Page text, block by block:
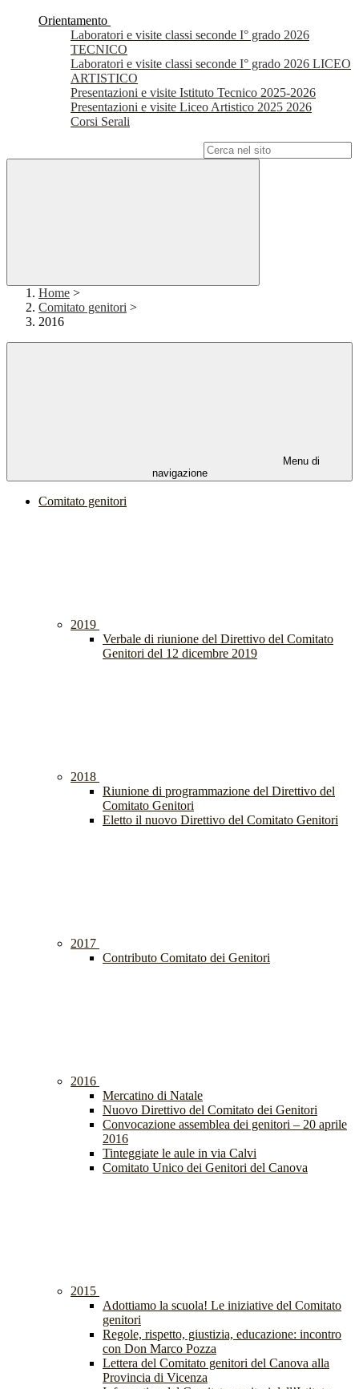
Orientamento
Laboratori e visite classi seconde I° grado 2026
TECNICO
Laboratori e visite classi seconde I° grado 2026 LICEO
ARTISTICO
Presentazioni e visite Istituto Tecnico 2025-2026
Presentazioni e visite Liceo Artistico 2025 2026
Corsi Serali
Home >
Comitato genitori >
2016
Menu di
navigazione
Comitato genitori
2019
Verbale di riunione del Direttivo del Comitato
Genitori del 12 dicembre 2019
2018
Riunione di programmazione del Direttivo del
Comitato Genitori
Eletto il nuovo Direttivo del Comitato Genitori
2017
Contributo Comitato dei Genitori
2016
Mercatino di Natale
Nuovo Direttivo del Comitato dei Genitori
Convocazione assemblea dei genitori – 20 aprile
2016
Tinteggiate le aule in via Calvi
Comitato Unico dei Genitori del Canova
2015
Adottiamo la scuola! Le iniziative del Comitato
genitori
Regole, rispetto, giustizia, educazione: incontro
con Don Marco Pozza
Lettera del Comitato genitori del Canova alla
Provincia di Vicenza